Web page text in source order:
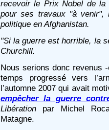
recevoir le Prix Nobel de la
pour ses travaux "à venir",
politique en Afghanistan.
"Si la guerre est horrible, la
Churchill.
Nous serions donc revenus
temps progressé vers
l’automne 2007 qui avait
empêcher la guerre
Libération par Michel
Matagne.